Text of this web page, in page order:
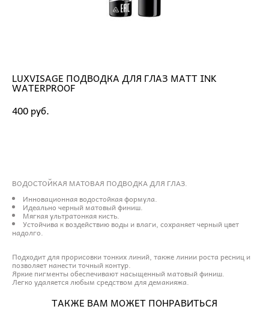
LUXVISAGE ПОДВОДКА ДЛЯ ГЛАЗ MATT INK
WATERPROOF
400 pуб.
ВОДОСТОЙКАЯ МАТОВАЯ ПОДВОДКА ДЛЯ ГЛАЗ.
Инновационная водостойкая формула.
Идеально черный матовый финиш.
Мягкая ультратонкая кисть.
Устойчива к воздействию воды и влаги, сохраняет черный цвет
надолго.
Подходит для прорисовки тонких линий, также линии роста ресниц и
позволяет нанести точный контур.
Яркие пигменты обеспечивают насыщенный матовый финиш.
Легко удаляется любым средством для демакияжа.
ТАКЖЕ ВАМ МОЖЕТ ПОНРАВИТЬСЯ